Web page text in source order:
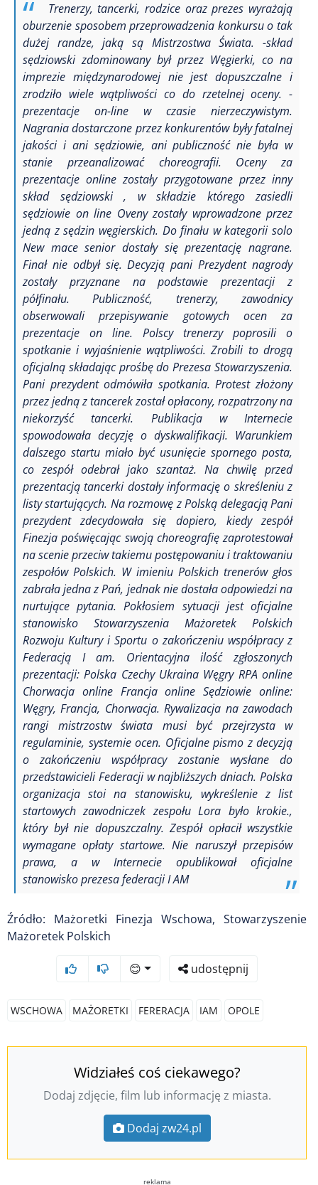
Trenerzy, tancerki, rodzice oraz prezes wyrażają
oburzenie sposobem przeprowadzenia konkursu o tak
dużej randze, jaką są Mistrzostwa Świata. -skład
sędziowski zdominowany był przez Węgierki, co na
imprezie międzynarodowej nie jest dopuszczalne i
zrodziło wiele wątpliwości co do rzetelnej oceny. -
prezentacje on-line w czasie nierzeczywistym.
Nagrania dostarczone przez konkurentów były fatalnej
jakości i ani sędziowie, ani publiczność nie była w
stanie przeanalizować choreografii.
Oceny za
prezentacje online zostały przygotowane przez inny
skład sędziowski , w składzie którego zasiedli
sędziowie on line Oveny zostały wprowadzone przez
jedną z sędzin węgierskich. Do finału w kategorii solo
New mace senior dostały się prezentację nagrane.
Finał nie odbył się. Decyzją pani Prezydent nagrody
zostały przyznane na podstawie prezentacji z
półfinału.
Publiczność, trenerzy, zawodnicy
obserwowali przepisywanie gotowych ocen za
prezentacje on line.
Polscy trenerzy poprosili o
spotkanie i wyjaśnienie wątpliwości. Zrobili to drogą
oficjalną składając prośbę do Prezesa Stowarzyszenia.
Pani prezydent odmówiła spotkania. Protest złożony
przez jedną z tancerek został opłacony, rozpatrzony na
niekorzyść tancerki.
Publikacja w Internecie
spowodowała decyzję o dyskwalifikacji. Warunkiem
dalszego startu miało być usunięcie spornego posta,
co zespół odebrał jako szantaż. Na chwilę przed
prezentacją tancerki dostały informację o skreśleniu z
listy startujących. Na rozmowę z Polską delegacją Pani
prezydent zdecydowała się dopiero, kiedy zespół
Finezja poświęcając swoją choreografię zaprotestował
na scenie przeciw takiemu postępowaniu i traktowaniu
zespołów Polskich. W imieniu Polskich trenerów głos
zabrała jedna z Pań, jednak nie dostała odpowiedzi na
nurtujące pytania. Pokłosiem sytuacji jest oficjalne
stanowisko Stowarzyszenia Mażoretek Polskich
Rozwoju Kultury i Sportu o zakończeniu współpracy z
Federacją I am.
Orientacyjna ilość zgłoszonych
prezentacji: Polska Czechy Ukraina Węgry RPA online
Chorwacja online Francja online Sędziowie online:
Węgry, Francja, Chorwacja. Rywalizacja na zawodach
rangi mistrzostw świata musi być przejrzysta w
regulaminie, systemie ocen. Oficjalne pismo z decyzją
o zakończeniu współpracy zostanie wysłane do
przedstawicieli Federacji w najbliższych dniach. Polska
organizacja stoi na stanowisku, wykreślenie z list
startowych zawodniczek zespołu Lora było krokie.,
który był nie dopuszczalny. Zespół opłacił wszystkie
wymagane opłaty startowe. Nie naruszył przepisów
prawa, a w Internecie opublikował oficjalne
stanowisko prezesa federacji I AM
Źródło: Mażoretki Finezja Wschowa, Stowarzyszenie
Mażoretek Polskich
😊 udostępnij
WSCHOWA MAŻORETKI FERERACJA IAM OPOLE
Widziałeś coś ciekawego?
Dodaj zdjęcie, film lub informację z miasta.
Dodaj zw24.pl
reklama